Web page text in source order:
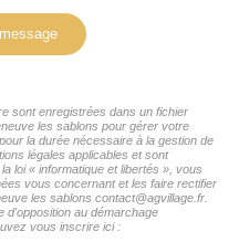
sont enregistrées dans un fichier
les sablons pour gérer votre
la durée nécessaire à la gestion de
légales applicables et sont
loi « informatique et libertés », vous
vous concernant et les faire rectifier
les sablons contact@agvillage.fr.
d'opposition au démarchage
vous inscrire ici :